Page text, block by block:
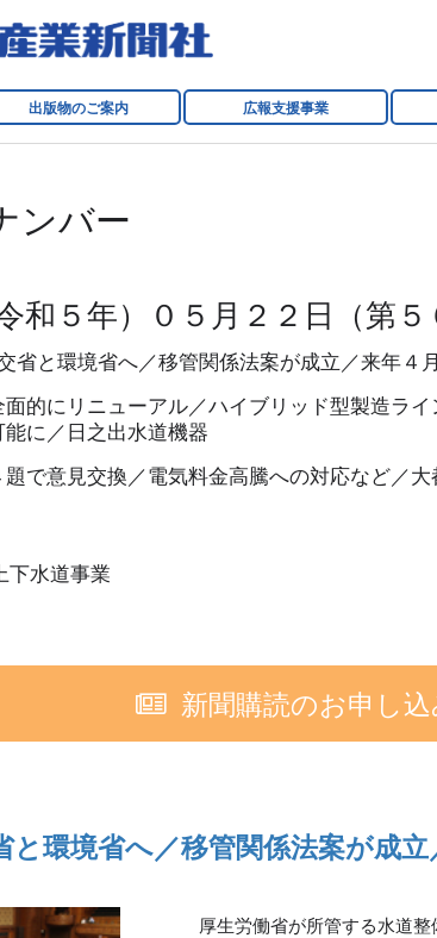
出版物のご案内 広報支援事業
ンバー
和５年）０５月２２日（第５
省と環境省へ／移管関係法案が成立／来年４月
的にリニューアル／ハイブリッド型製造ラ
に／日之出水道機器
題で意見交換／電気料金高騰への対応など／
下水道事業
新聞購読のお申し
と環境省へ／移管関係法案が成立
厚生労働省が所管する水道